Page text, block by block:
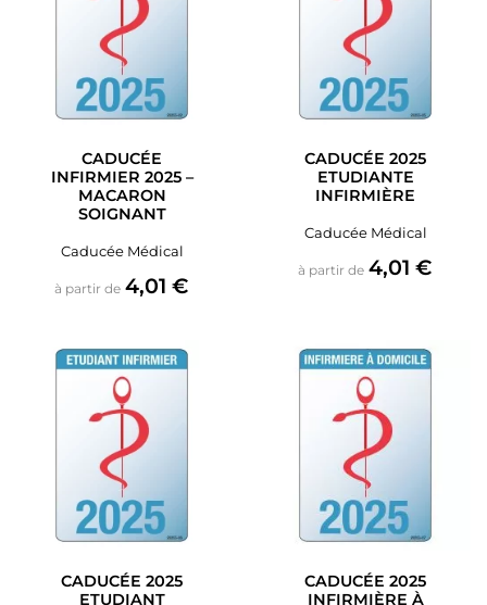
CADUCÉE
INFIRMIER 2025 –
MACARON
SOIGNANT
Caducée Médical
à partir de Prix
4,01 €
CADUCÉE 2025
ETUDIANTE
INFIRMIÈRE
Caducée Médical
à partir de Prix
4,01 €
CADUCÉE 2025
ETUDIANT
CADUCÉE 2025
INFIRMIÈRE À